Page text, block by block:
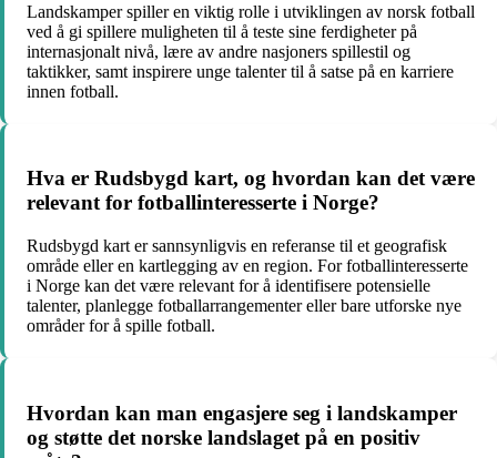
Landskamper spiller en viktig rolle i utviklingen av norsk fotball
ved å gi spillere muligheten til å teste sine ferdigheter på
internasjonalt nivå, lære av andre nasjoners spillestil og
taktikker, samt inspirere unge talenter til å satse på en karriere
innen fotball.
Hva er Rudsbygd kart, og hvordan kan det være
relevant for fotballinteresserte i Norge?
Rudsbygd kart er sannsynligvis en referanse til et geografisk
område eller en kartlegging av en region. For fotballinteresserte
i Norge kan det være relevant for å identifisere potensielle
talenter, planlegge fotballarrangementer eller bare utforske nye
områder for å spille fotball.
Hvordan kan man engasjere seg i landskamper
og støtte det norske landslaget på en positiv